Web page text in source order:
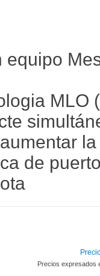
equipo
MLO
de
Precios expresados